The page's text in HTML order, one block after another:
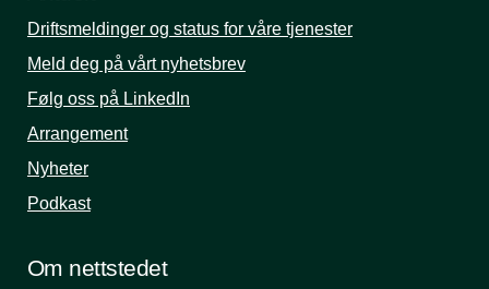
Driftsmeldinger og status for våre tjenester
Meld deg på vårt nyhetsbrev
Følg oss på LinkedIn
Arrangement
Nyheter
Podkast
Om nettstedet